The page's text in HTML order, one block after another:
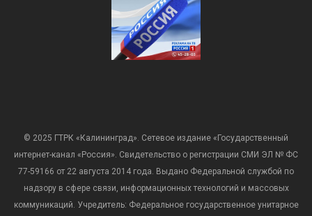
© 2025 ГТРК «Калининград». Сетевое издание «Государственный
интернет-канал «Россия». Свидетельство о регистрации СМИ ЭЛ № ФС
77-59166 от 22 августа 2014 года. Выдано Федеральной службой по
надзору в сфере связи, информационных технологий и массовых
коммуникаций. Учредитель: Федеральное государственное унитарное